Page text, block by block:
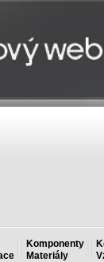
Komponenty
Materiály